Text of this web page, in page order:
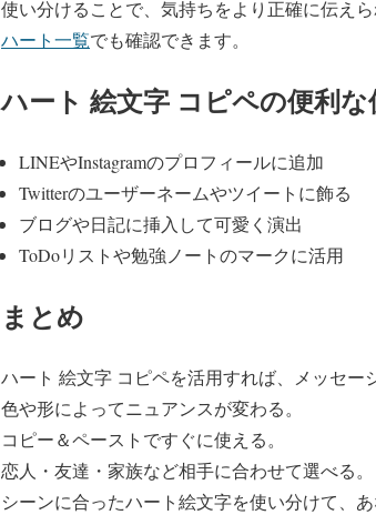
使い分けることで、気持ちをより正確に伝え
ハート一覧でも確認できます。
ハート 絵文字 コピペの便利
LINEやInstagramのプロフィールに追加
Twitterのユーザーネームやツイートに飾る
ブログや日記に挿入して可愛く演出
ToDoリストや勉強ノートのマークに活用
まとめ
ハート 絵文字 コピペを活用すれば、メッセ
色や形によってニュアンスが変わる。
コピー＆ペーストですぐに使える。
恋人・友達・家族など相手に合わせて選べる。
シーンに合ったハート絵文字を使い分けて、